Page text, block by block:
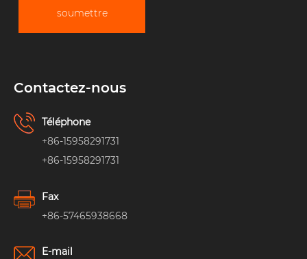
soumettre
Contactez-nous
Téléphone
+86-15958291731
+86-15958291731
Fax
+86-57465938668
E-mail